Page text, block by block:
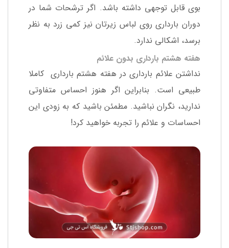
بوی قابل توجهی داشته باشد. اگر ترشحات شما در
دوران بارداری روی لباس زیرتان نیز کمی زرد به نظر
برسد، اشکالی ندارد.
هفته هشتم بارداری بدون علائم
نداشتن علائم بارداری در هفته هشتم بارداری کاملا
طبیعی است. بنابراین اگر هنوز احساس متفاوتی
ندارید، نگران نباشید. مطمئن باشید که به زودی این
احساسات و علائم را تجربه خواهید کرد!